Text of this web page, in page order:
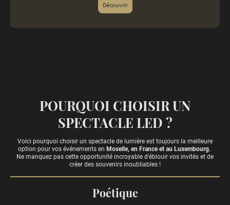
Découvrir
POURQUOI CHOISIR UN
SPECTACLE LED ?
Voici pourquoi choisir un spectacle de lumière est toujours la meilleure
option pour vos événements en Moselle, en France et au Luxembourg.
Ne manquez pas cette opportunité incroyable d'éblouir vos invités et de
créer des souvenirs inoubliables !
Poétique